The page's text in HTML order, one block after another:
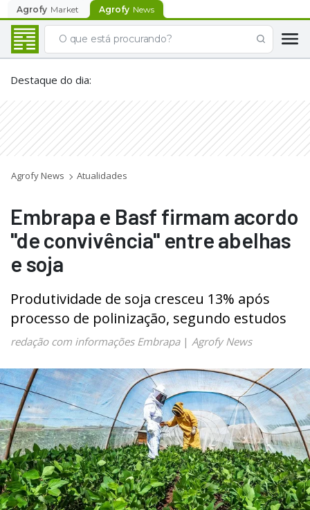
Agrofy Market Agrofy News
Destaque do dia:
Agrofy News Atualidades
Embrapa e Basf firmam acordo
"de convivência" entre abelhas
e soja
Produtividade de soja cresceu 13% após
processo de polinização, segundo estudos
redação com informações Embrapa| Agrofy News